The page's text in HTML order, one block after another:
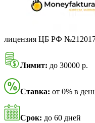
лицензия ЦБ РФ
Лимит: до 30000 р.
Ставка: от 0% в
Срок: до 60 дней